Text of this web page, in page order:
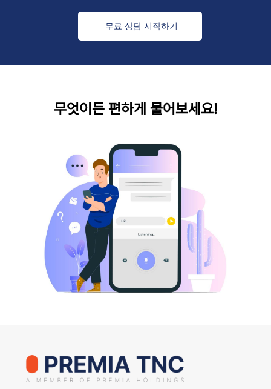
무료 상담 시작하기
무엇이든 편하게 물어보세요!